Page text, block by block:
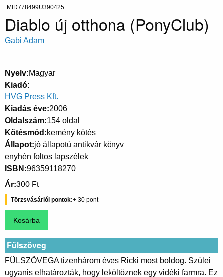
MID778499U390425
Diablo új otthona (PonyClub)
Gabi Adam
Nyelv Magyar
Kiadó
HVG Press Kft.
Kiadás éve 2006
Oldalszám 154 oldal
Kötésmód kemény kötés
Állapot jó állapotú antikvár könyv
enyhén foltos lapszélek
ISBN 96359118270
Ár 300 Ft
Törzsvásárlói pontok 30
Fülszöveg
FÜLSZÖVEGA tizenhárom éves Ricki most boldog. Szülei
ugyanis elhatározták, hogy leköltöznek egy vidéki farmra. Ez